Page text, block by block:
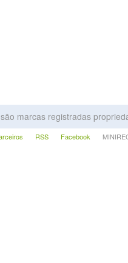
marcas registradas
RSS Facebook